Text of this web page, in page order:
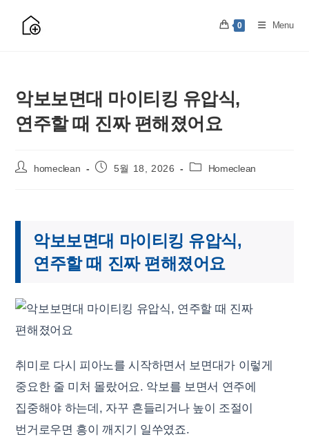
0 Menu
악보보면대 마이티킹 유압식,
연주할 때 진짜 편해졌어요
Post
homeclean
Post 5월 18, 2026
Post
Homeclean
악보보면대 마이티킹 유압식,
연주할 때 진짜 편해졌어요
취미로 다시 피아노를 시작하면서 보면대가 이렇게
중요한 줄 미처 몰랐어요. 악보를 보면서 연주에
집중해야 하는데, 자꾸 흔들리거나 높이 조절이
번거로우면 흥이 깨지기 일쑤였죠.